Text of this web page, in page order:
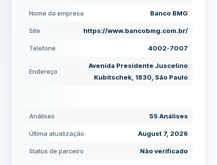
Nome da empresa Banco BMG
Site https://www.bancobmg.com.br/
Telefone 4002-7007
Endereço
Avenida Presidente Juscelino
Kubitschek, 1830, São Paulo
Análises 55 Análises
Última atualização August 7, 2026
Status de parceiro Não verificado